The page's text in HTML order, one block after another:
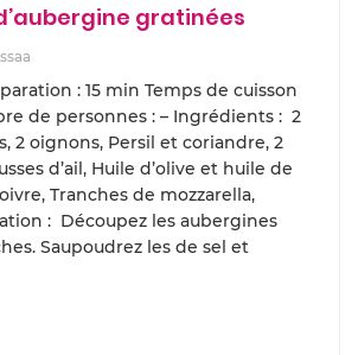
gratinées
: 15 min Temps de cuisson
de personnes : – Ingrédients : 2
2 oignons, Persil et coriandre, 2
d’ail, Huile d’olive et huile de
Tranches de mozzarella,
: Découpez les aubergines
Saupoudrez les de sel et